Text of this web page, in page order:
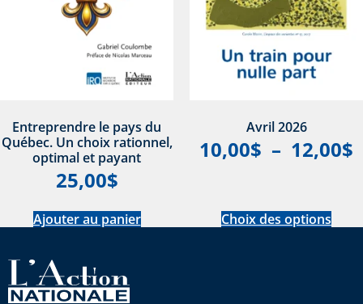
Entreprendre le pays du
Québec. Un choix rationnel,
optimal et payant
25,00$
Ajouter au panier
Avril 2026
10,00$ – 12,00$
Choix des options